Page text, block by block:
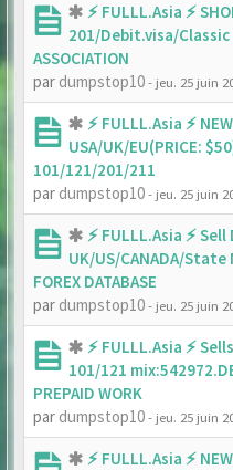
⚡ FULLL.Asia ⚡
201/Debit.visa/Classic
ASSOCIATION
par dumpstop10- jeu. 25 juin
⚡ FULLL.Asia ⚡
USA/UK/EU(PRICE:
101/121/201/211
par dumpstop10- jeu. 25 juin
⚡ FULLL.Asia ⚡ Sell
UK/US/CANADA/State
FOREX DATABASE
par dumpstop10- jeu. 25 juin
⚡ FULLL.Asia ⚡
101/121
PREPAID WORK
par dumpstop10- jeu. 25 juin
⚡ FULLL.Asia ⚡